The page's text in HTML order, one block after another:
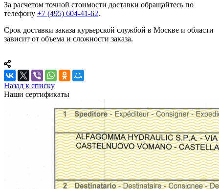
За расчетом точной стоимости доставки обращайтесь по
телефону +7 (495) 604-41-62.
Срок доставки заказа курьерской службой в Москве и области
зависит от объема и сложности заказа.
Назад к списку
Наши сертификаты